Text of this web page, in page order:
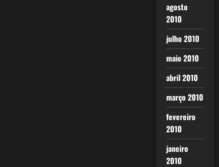
agosto
2010
julho 2010
maio 2010
abril 2010
março 2010
fevereiro
2010
janeiro
2010